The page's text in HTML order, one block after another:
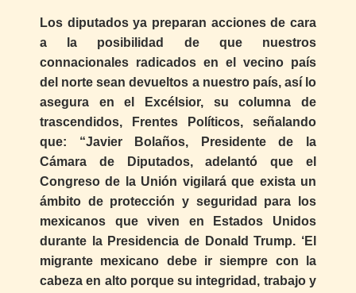
Los diputados ya preparan acciones de cara
a la posibilidad de que nuestros
connacionales radicados en el vecino país
del norte sean devueltos a nuestro país, así lo
asegura en el Excélsior, su columna de
trascendidos, Frentes Políticos, señalando
que: “Javier Bolaños, Presidente de la
Cámara de Diputados, adelantó que el
Congreso de la Unión vigilará que exista un
ámbito de protección y seguridad para los
mexicanos que viven en Estados Unidos
durante la Presidencia de Donald Trump. ‘El
migrante mexicano debe ir siempre con la
cabeza en alto porque su integridad, trabajo y